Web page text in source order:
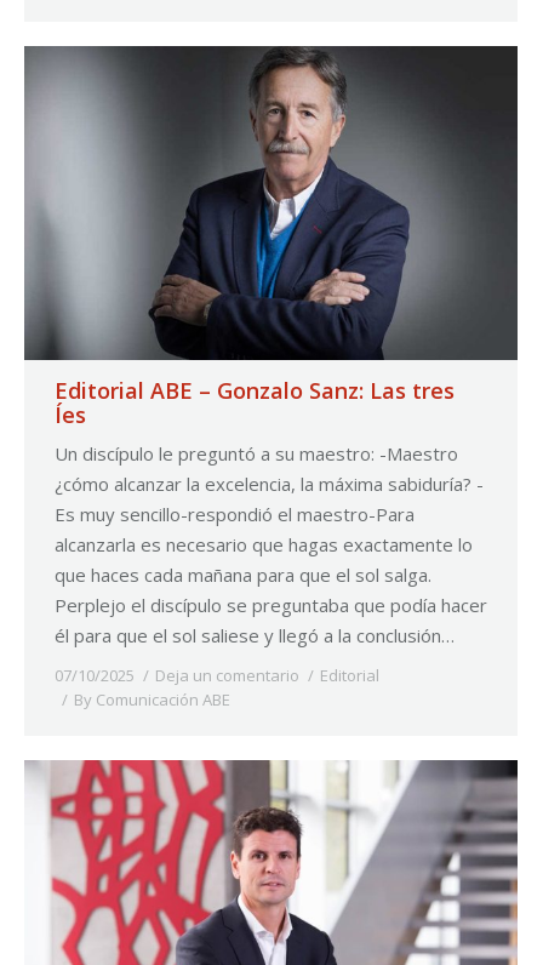
Editorial ABE – Gonzalo Sanz: Las tres
Íes
Un discípulo le preguntó a su maestro: -Maestro
¿cómo alcanzar la excelencia, la máxima sabiduría? -
Es muy sencillo-respondió el maestro-Para
alcanzarla es necesario que hagas exactamente lo
que haces cada mañana para que el sol salga.
Perplejo el discípulo se preguntaba que podía hacer
él para que el sol saliese y llegó a la conclusión…
07/10/2025 Deja un comentario
Editorial
By Comunicación ABE